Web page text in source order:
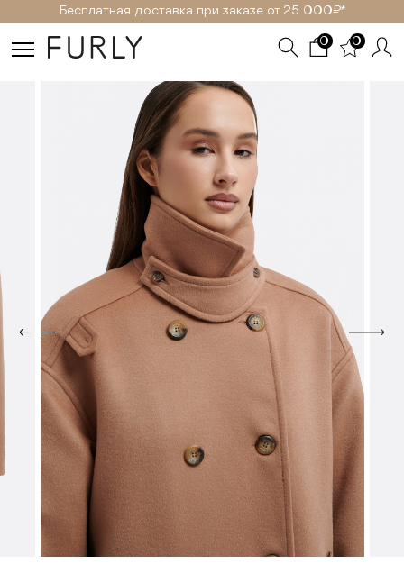
Бесплатная доставка при заказе от 25 000₽ *
0 0